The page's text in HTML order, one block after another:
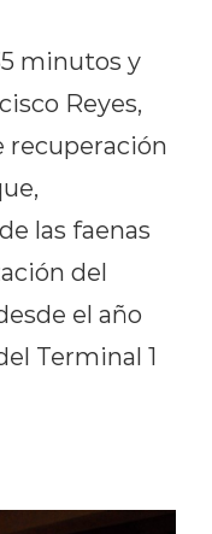
minutos y
Reyes,
recuperación
las faenas
del
el año
Terminal 1